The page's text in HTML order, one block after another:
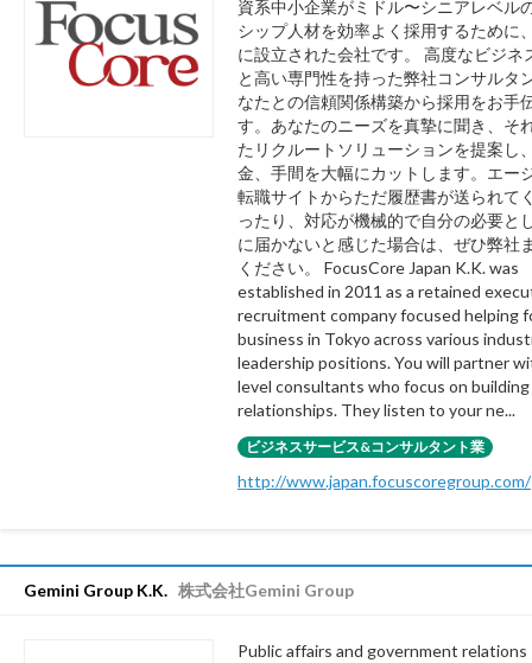
資系中小企業がミドル〜シニアレベル
シップ人材を効率よく採用するために
に設立された会社です。 高度なビジネ
と高い専門性を持った弊社コンサルタ
なたとの信頼関係構築から採用をお手
す。あなたのニーズを真摯に聞き、そ
たリクルートソリューションを提案し
金、手間を大幅にカットします。エー
転職サイトからただ履歴書が送られて
ったり、対応が機械的で自分の必要と
に届かないと感じた場合は、ぜひ弊社
ください。 FocusCore Japan K.K. was
established in 2011 as a retained
recruitment company focused helping
business in Tokyo across various
leadership positions. You will partner
level consultants who focus on building
relationships. They listen to your ne...
ビジネスサービス&コンサルタント業
http://www.japan.focuscoregroup.com/
Gemini Group K.K. 株式会社Gemini Group
Public affairs and government relations